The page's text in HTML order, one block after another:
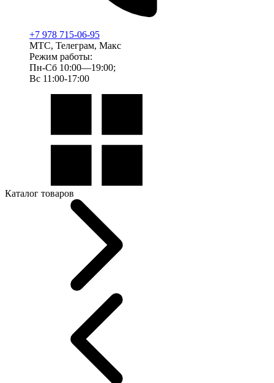
+7 978 715-06-95
МТС, Телеграм, Макс
Режим работы:
Пн-Сб 10:00—19:00;
Вс 11:00-17:00
Каталог товаров